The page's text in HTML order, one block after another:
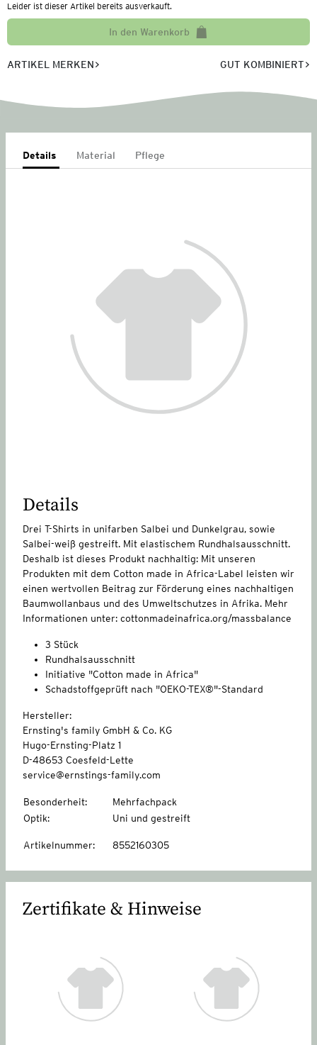
Leider ist dieser Artikel bereits ausverkauft.
In den Warenkorb
ARTIKEL MERKEN GUT KOMBINIERT
Details Material Pflege
Details
Drei T-Shirts in unifarben Salbei und Dunkelgrau, sowie
Salbei-weiß gestreift. Mit elastischem Rundhalsausschnitt.
Deshalb ist dieses Produkt nachhaltig: Mit unseren
Produkten mit dem Cotton made in Africa-Label leisten wir
einen wertvollen Beitrag zur Förderung eines nachhaltigen
Baumwollanbaus und des Umweltschutzes in Afrika. Mehr
Informationen unter: cottonmadeinafrica.org/massbalance
3 Stück
Rundhalsausschnitt
Initiative "Cotton made in Africa"
Schadstoffgeprüft nach "OEKO-TEX®"-Standard
Hersteller:
Ernsting's family GmbH & Co. KG
Hugo-Ernsting-Platz 1
D-48653 Coesfeld-Lette
service@ernstings-family.com
Besonderheit:
Mehrfachpack
Optik: Uni und gestreift
Artikelnummer: 8552160305
Zertifikate & Hinweise